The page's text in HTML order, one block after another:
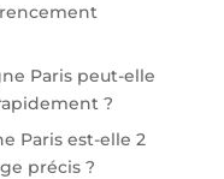
Paris peut-elle
?
Paris est-elle 2
précis ?